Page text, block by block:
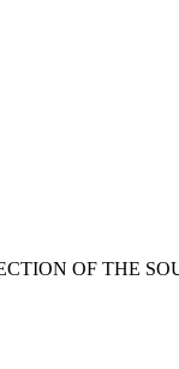
OF THE